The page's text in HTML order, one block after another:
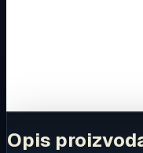
Opis